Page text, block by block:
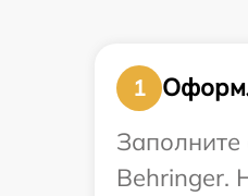
1
Behringer.